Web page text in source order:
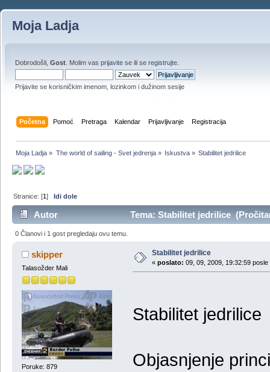
Moja Ladja
Dobrodošli, Gost . Molim vas prijavite se ili se registrujte
Prijavite se korisničkim imenom, lozinkom i dužinom sesije
Početna Pomoć Pretraga Kalendar Prijavljivanje Registracija
Moja Ladja » The world of sailing - Svet jedrenja» Iskustva» Stabilitet jedrilice
Stranice: [1]Idi dole
Autor Tema: Stabilitet jedrilice
0 Članovi i 1 gost pregledaju ovu temu.
skipper
Talasožder Mali
Poruke: 879
Stabilitet jedrilice
« poslato: 09, 09, 2009, 19:32:59 posle
Stabilitet jedrilice
Objasnjenje